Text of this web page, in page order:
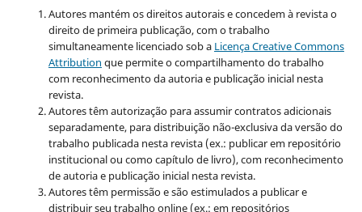
Autores mantém os direitos autorais e concedem à revista o
direito de primeira publicação, com o trabalho
simultaneamente licenciado sob a Licença Creative Commons
Attribution que permite o compartilhamento do trabalho
com reconhecimento da autoria e publicação inicial nesta
revista.
Autores têm autorização para assumir contratos adicionais
separadamente, para distribuição não-exclusiva da versão do
trabalho publicada nesta revista (ex.: publicar em repositório
institucional ou como capítulo de livro), com reconhecimento
de autoria e publicação inicial nesta revista.
Autores têm permissão e são estimulados a publicar e
distribuir seu trabalho online (ex.: em repositórios